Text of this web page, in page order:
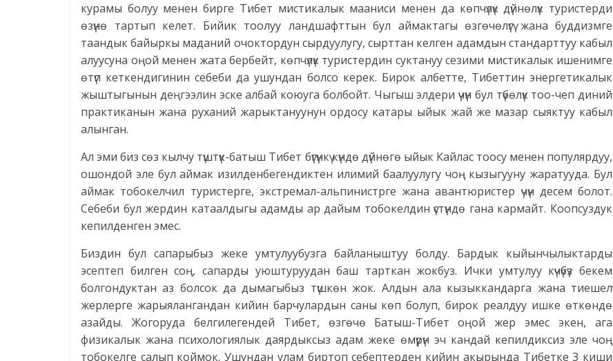
курамы болуу менен бирге Тибет мистикалык мааниси менен да көпчүлүк дүйнөлүк туристерди
өзүнө тартып келет. Бийик тоолуу ландшафттын бул аймактагы өзгөчөлүгү жана буддизмге
таандык байыркы маданий очоктордун сырдуулугу, сырттан келген адамдын стандарттуу кабыл
алуусуна оңой менен жата бербейт, көпчүлүк туристердин суктануу сезими мистикалык ишенимге
өтүп кеткендигинин себеби да ушундан болсо керек. Бирок албетте, Тибеттин энергетикалык
жыштыгынын деңгээлин эске албай коюуга болбойт. Чыгыш элдери үчүн бул түбөлүк тоо-чеп диний
практиканын жана руханий жарыктануунун ордосу катары ыйык жай же мазар сыяктуу кабыл
алынган.
Ал эми биз сөз кылчу түштүк-батыш Тибет бүгүнкү күндө дүйнөгө ыйык Кайлас тоосу менен популярдуу,
ошондой эле бул аймак изилденбегендиктен илимий баалуулугу чоң кызыгууну жаратууда. Бул
аймак тобокелчил туристерге, экстремал-альпинистрге жана авантюристер үчүн десем болот.
Себеби бул жердин катаалдыгы адамды ар дайым тобокелдин үстүндө гана кармайт. Коопсуздук
кепилденген эмес.
Биздин бул сапарыбыз жеке умтулуубузга байланыштуу болду. Бардык кыйынчылыктарды
эсептеп билген соң, сапарды уюштуруудан баш тарткан жокбуз. Ички умтулуу күчүбүз бекем
болгондуктан аз болсок да дымагыбыз түшкөн жок. Алдын ала кызыккандарга жана тиешелүү
жерлерге жарыялангандан кийин барчулардын саны көп болуп, бирок реалдуу ишке өткөндө
азайды. Жогоруда белгилегендей Тибет, өзгөчө Батыш-Тибет оңой жер эмес экен, ага
физикалык жана психологиялык даярдыксыз адам жеке өмүрүн эч кандай кепилдиксиз эле чоң
тобокелге салып коймок. Ушундан улам биртоп себептерден кийин акырында Тибетке 3 киши